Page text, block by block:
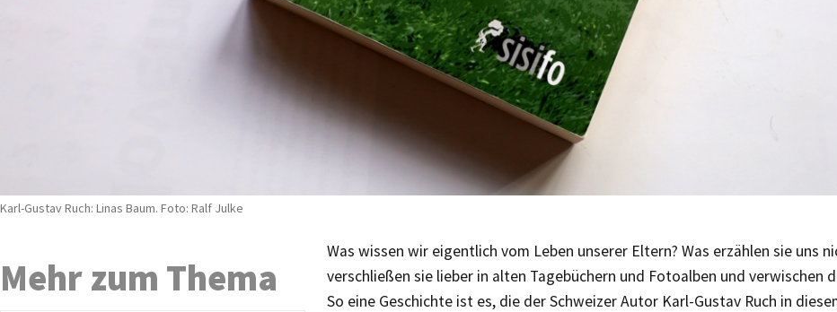
Karl-Gustav Ruch: Linas Baum. Foto: Ralf Julke
Was wissen wir eigentlich vom Leben unserer Eltern? Was erzählen sie uns
verschließen sie lieber in alten Tagebüchern und Fotoalben und verwischen
So eine Geschichte ist es, die der Schweizer Autor Karl-Gustav Ruch in
Mehr zum Thema